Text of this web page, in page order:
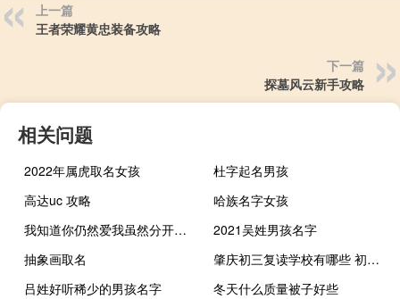
上一篇
王者荣耀黄忠装备攻略
下一篇
探墓风云新手攻略
相关问题
2022年属虎取名女孩
杜字起名男孩
高达uc 攻略
哈族名字女孩
我知道你仍然爱我虽然分开的原因
2021吴姓男孩名字
抽象画取名
肇庆初三复读学校有哪些 初三复读学校有哪些
吕姓好听稀少的男孩名字
冬天什么质量被子好些